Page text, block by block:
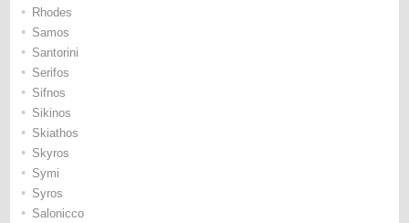
• Rhodes
• Samos
• Santorini
• Serifos
• Sifnos
• Sikinos
• Skiathos
• Skyros
• Symi
• Syros
• Salonicco